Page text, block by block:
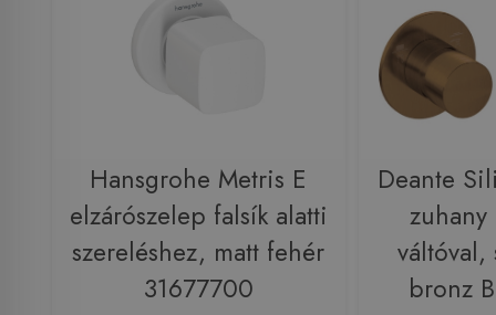
Hansgrohe Metris E
elzárószelep falsík alatti
szereléshez, matt fehér
31677700
Deante
váltóval,
bronz